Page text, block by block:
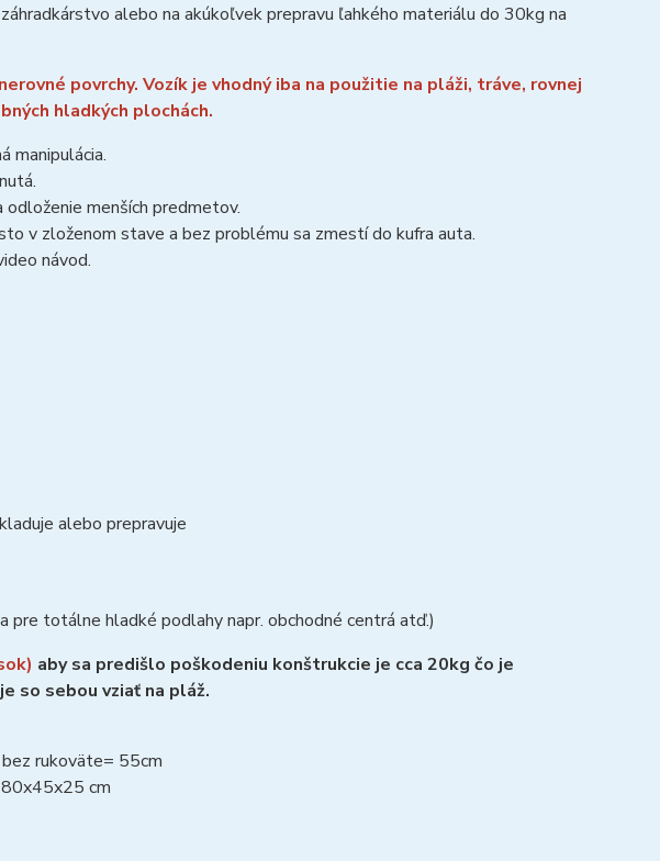
alebo na akúkoľvek prepravu ľahkého materiálu do 30kg na
povrchy. Vozík je vhodný iba na použitie na pláži, tráve, rovnej
hladkých plochách.
manipulácia.
menších predmetov.
v zloženom stave a bez problému sa zmestí do kufra auta.
návod.
alebo prepravuje
totálne hladké podlahy napr. obchodné centrá atď.)
aby sa predišlo poškodeniu konštrukcie je cca 20kg čo je
so sebou vziať na pláž.
rukoväte= 55cm
cm